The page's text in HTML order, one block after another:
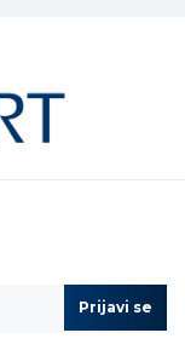
Prijavi se